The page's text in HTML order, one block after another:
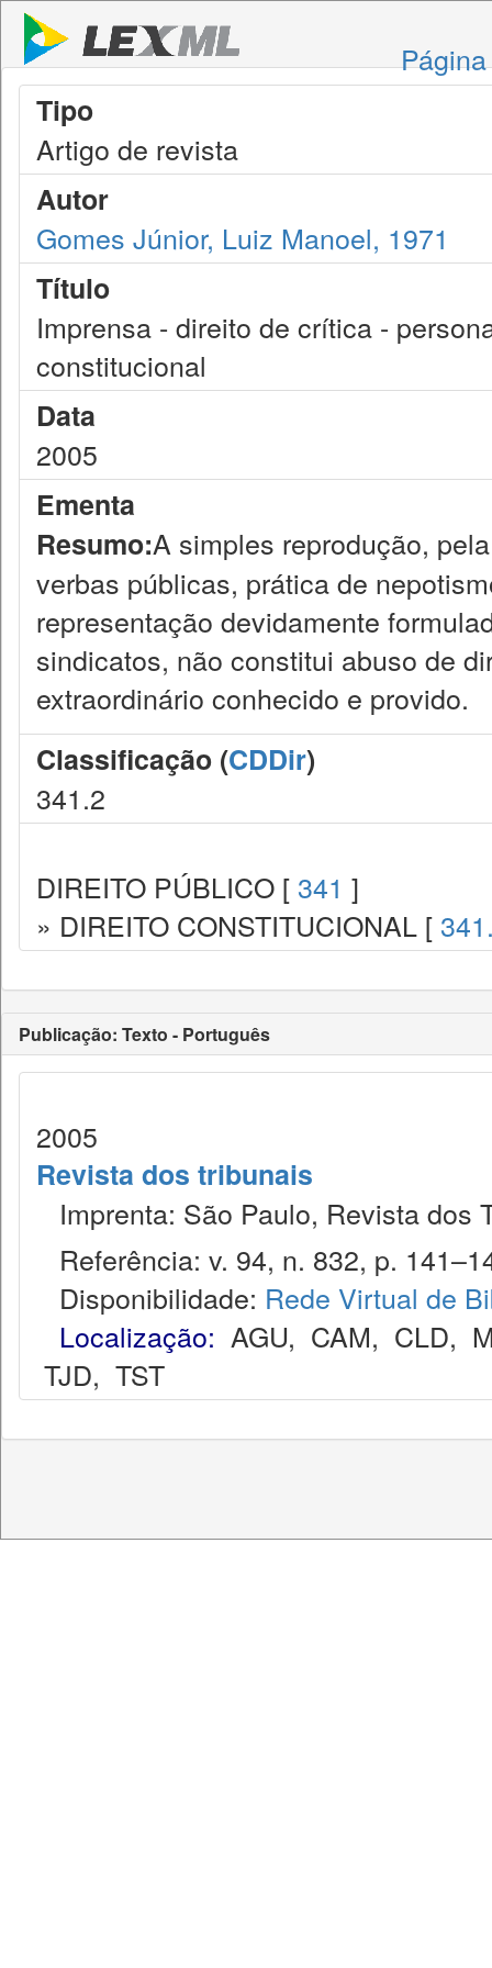
Tipo
Artigo de revista
Autor
Gomes Júnior, Luiz Manoel, 1971
Título
Imprensa - direito de crítica -
constitucional
Data
2005
Ementa
Resumo:A simples reprodução,
verbas públicas, prática de
representação devidamente
sindicatos, não constitui abuso de
extraordinário conhecido e provido.
Classificação (CDDir)
341.2
DIREITO PÚBLICO [ 341 ]
» DIREITO CONSTITUCIONAL [
Publicação: Texto - Português
2005
Revista dos tribunais
Imprenta: São Paulo, Revista dos
Referência: v. 94, n. 832, p.
Disponibilidade: Rede Virtual de
Localização: AGU, CAM, CLD,
TJD, TST